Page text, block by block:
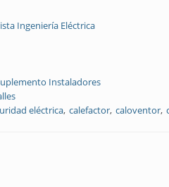
Ingeniería Eléctrica
Instaladores
eléctrica calefactor caloventor
vs. caloventor